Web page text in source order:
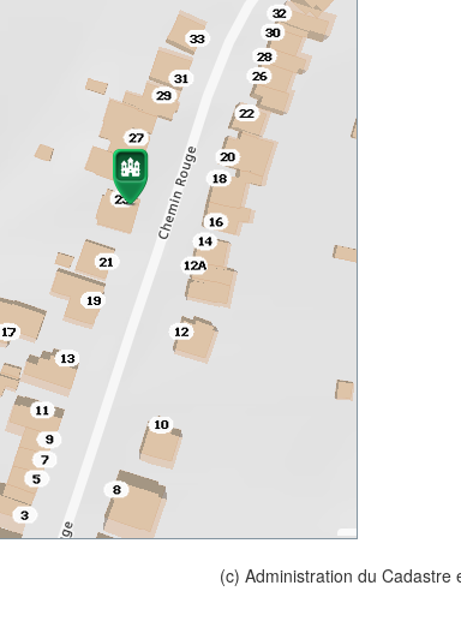
(c) Administration du Cadastre